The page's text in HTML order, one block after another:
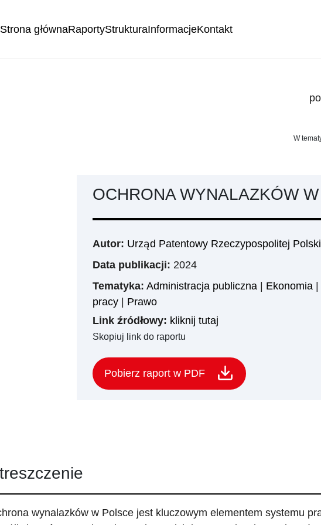
Strona głównaRaportyStrukturaInformacjeKontakt
W
OCHRONA WYNALAZKÓW
Autor: Urząd Patentowy Rzeczypospolitej
Data publikacji: 2024
Tematyka: Administracja publiczna| Ekonomia|
pracy| Prawo
Link źródłowy: kliknij tutaj
Skopiuj link do raportu
Pobierz raport w PDF
wynalazków w Polsce jest kluczowym elementem systemu